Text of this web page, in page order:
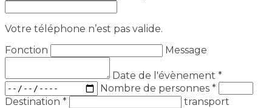
Votre téléphone n’est pas valide.
Fonction
Message
Date de l'évènement *
Nombre de personnes *
Destination *
transport